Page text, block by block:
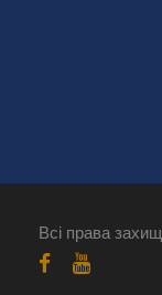
Всі права